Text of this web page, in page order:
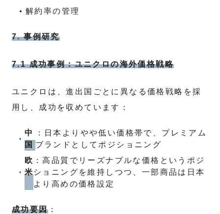
解約率の管理
7. 事例研究
7.1 成功事例：ユニクロの海外価格戦略
ユニクロは、進出国ごとに異なる価格戦略を採
用し、成功を収めています：
中
国
：日本よりやや低い価格帯で、プレミアム
ブランドとしてポジショニング
欧
米
：高品質でリーズナブルな価格というポジ
ショニングを維持しつつ、一部商品は日本
より高めの価格設定
成功要因：